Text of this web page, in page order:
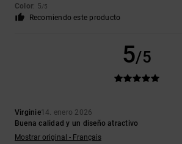
Color: 5/5
Recomiendo este producto
5/5
Virginie14. enero 2026
Buena calidad y un diseño atractivo
Mostrar original - Français